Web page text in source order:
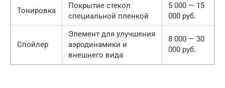
Тонировка
Покрытие стекол
специальной пленкой
5 000 — 15
000 руб.
Спойлер
Элемент для улучшения
аэродинамики и
внешнего вида
8 000 — 30
000 руб.